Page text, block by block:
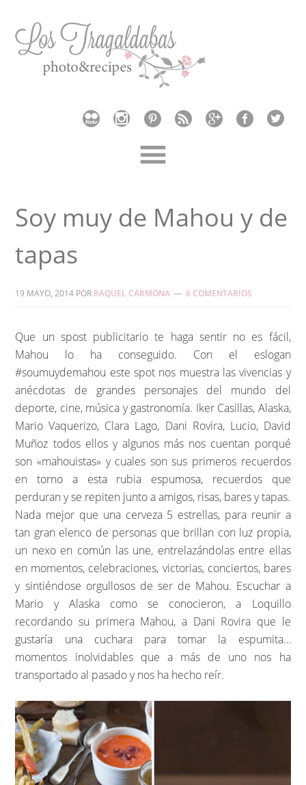
Soy muy de Mahou y de
tapas
19 MAYO, 2014 POR RAQUEL CARMONA 6 COMENTARIOS
Que un spost publicitario te haga sentir no es fácil,
Mahou lo ha conseguido. Con el eslogan
#soumuydemahou este spot nos muestra las vivencias y
anécdotas de grandes personajes del mundo del
deporte, cine, música y gastronomía. Iker Casillas, Alaska,
Mario Vaquerizo, Clara Lago, Dani Rovira, Lucio, David
Muñoz todos ellos y algunos más nos cuentan porqué
son «mahouistas» y cuales son sus primeros recuerdos
en torno a esta rubia espumosa, recuerdos que
perduran y se repiten junto a amigos, risas, bares y tapas.
Nada mejor que una cerveza 5 estrellas, para reunir a
tan gran elenco de personas que brillan con luz propia,
un nexo en común las une, entrelazándolas entre ellas
en momentos, celebraciones, victorias, conciertos, bares
y sintiéndose orgullosos de ser de Mahou. Escuchar a
Mario y Alaska como se conocieron, a Loquillo
recordando su primera Mahou, a Dani Rovira que le
gustaría una cuchara para tomar la espumita…
momentos inolvidables que a más de uno nos ha
transportado al pasado y nos ha hecho reír.